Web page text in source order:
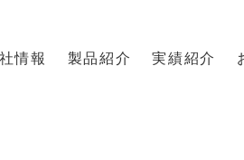
情報 製品紹介 実績紹介